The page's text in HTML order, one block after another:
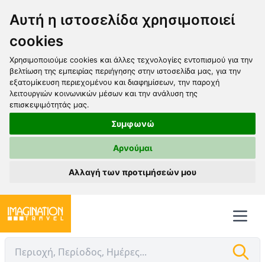
Αυτή η ιστοσελίδα χρησιμοποιεί
cookies
Χρησιμοποιούμε cookies και άλλες τεχνολογίες εντοπισμού για την
βελτίωση της εμπειρίας περιήγησης στην ιστοσελίδα μας, για την
εξατομίκευση περιεχομένου και διαφημίσεων, την παροχή
λειτουργιών κοινωνικών μέσων και την ανάλυση της
επισκεψιμότητάς μας.
Συμφωνώ
Αρνούμαι
Αλλαγή των προτιμήσεών μου